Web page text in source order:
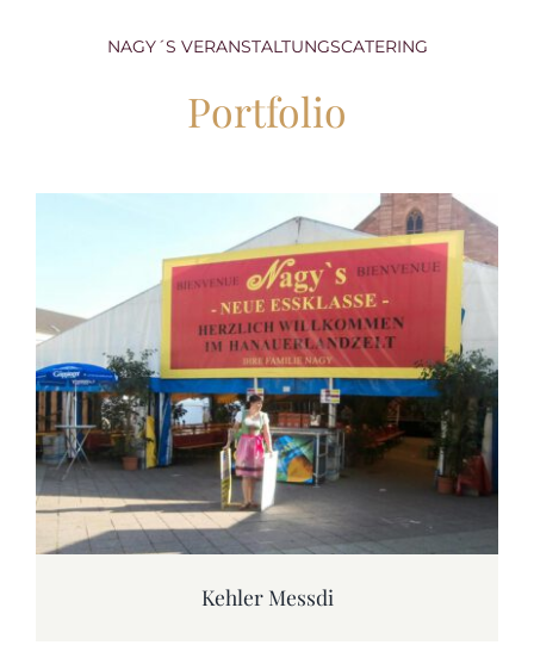
NAGY´S VERANSTALTUNGSCATERING
Portfolio
Kehler Messdi